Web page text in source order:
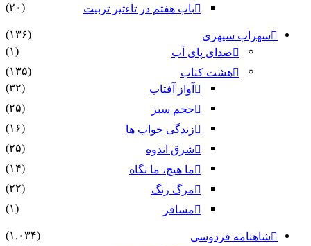
باب هفتم در تاءثیر تربیت
(۲۰)
سهراب سپهری
(۱۳۶)
صدای پای آب
(۱)
هشت کتاب
(۱۳۵)
آواز آفتاب
(۳۲)
حجم سبز
(۲۵)
زندگی خواب ها
(۱۶)
شرق اندوه
(۲۵)
ما هیچ، ما نگاه
(۱۴)
مرگ رنگ
(۲۲)
مسافر
(۱)
شاهنامه فردوسی
(۱,۰۳۴)